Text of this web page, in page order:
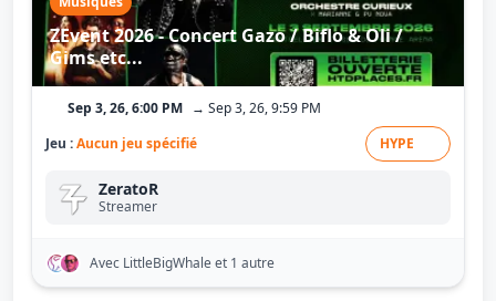
ZEvent 2026 - Concert Gazo / Biflo & Oli /
Gims etc...
Sep 3, 26, 6:00 PM → Sep 3, 26, 9:59 PM
Jeu :Aucun jeu spécifié HYPE
ZeratoR
Streamer
Avec LittleBigWhaleet 1 autre